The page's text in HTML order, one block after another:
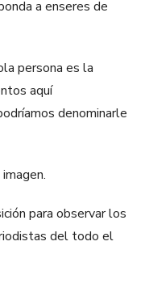
a enseres de
persona es la
aquí
denominarle
para observar los
del todo el